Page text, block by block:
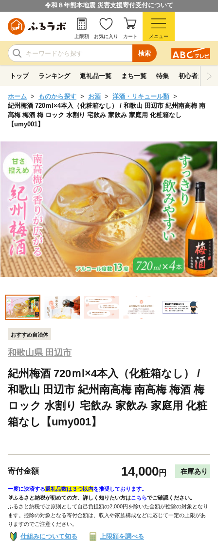
令和８年熊本地震 災害支援寄付受付について
検索
上限額 お気に入り カート メニュー
トップ ランキング 返礼品一覧 まち一覧 特集 初心者ガイド
ホーム ものから探す お酒
洋酒・リキュール類
紀州梅酒 720ｍl×4本入（化粧箱なし） / 和歌山 田辺市 紀州南高梅 南
高梅 梅酒 梅 ロック 水割り 宅飲み 家飲み 家庭用 化粧箱なし
【umy001】
おすすめ自治体
和歌山県 田辺市
紀州梅酒 720ｍl×4本入（化粧箱なし） /
和歌山 田辺市 紀州南高梅 南高梅 梅酒 梅
ロック 水割り 宅飲み 家飲み 家庭用 化粧
箱なし【umy001】
寄付金額 14,000円 在庫あり
一度に決済する返礼品数は３つ以内を推奨しております。
🔰ふるさと納税が初めての方、詳しく知りたい方はこちらでご確認ください。
ふるさと納税では原則として自己負担額の2,000円を除いた全額が控除の対象となり
ます。控除の対象となる寄付金額は、収入や家族構成などに応じて一定の上限があ
りますのでご注意ください。
仕組みについて知る 上限額を調べる